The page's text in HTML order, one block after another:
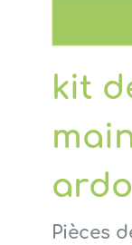
kit
ardo
Pièces